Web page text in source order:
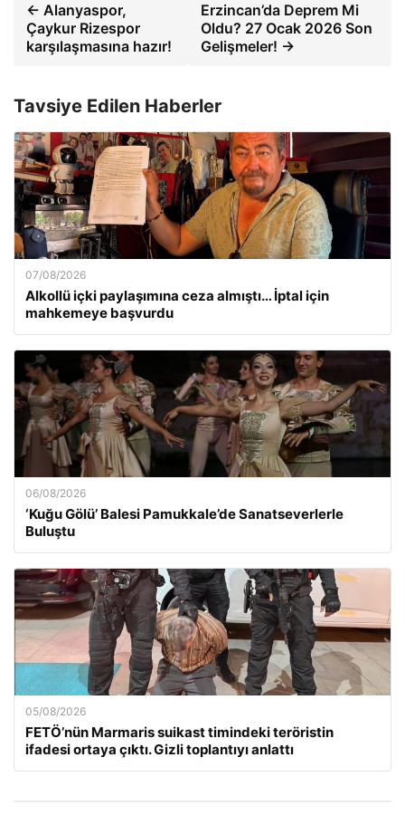
← Alanyaspor,
Çaykur Rizespor
karşılaşmasına hazır!
Erzincan’da Deprem Mi
Oldu? 27 Ocak 2026 Son
Gelişmeler! →
Tavsiye Edilen Haberler
07/08/2026
Alkollü içki paylaşımına ceza almıştı… İptal için
mahkemeye başvurdu
06/08/2026
‘Kuğu Gölü’ Balesi Pamukkale’de Sanatseverlerle
Buluştu
05/08/2026
FETÖ’nün Marmaris suikast timindeki teröristin
ifadesi ortaya çıktı. Gizli toplantıyı anlattı